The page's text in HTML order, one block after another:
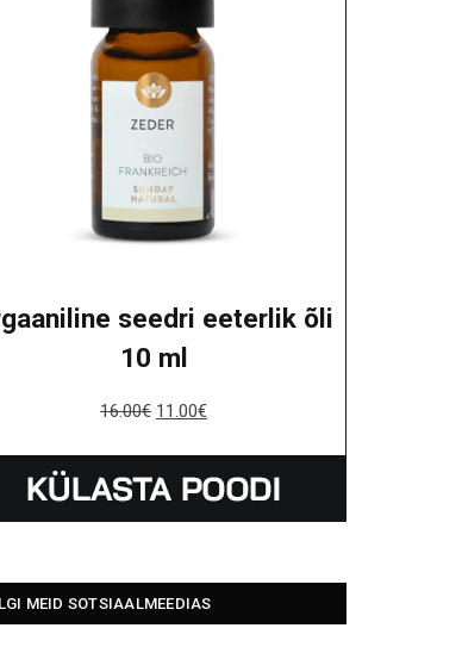
seedri eeterlik õli
10 ml
16.00€ 11.00€
MEID SOTSIAALMEEDIAS